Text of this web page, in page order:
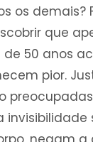
os demais?
que
de 50 anos
pior.